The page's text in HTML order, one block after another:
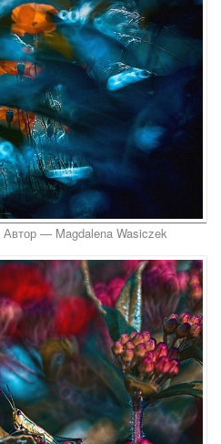
— Magdalena Wasiczek